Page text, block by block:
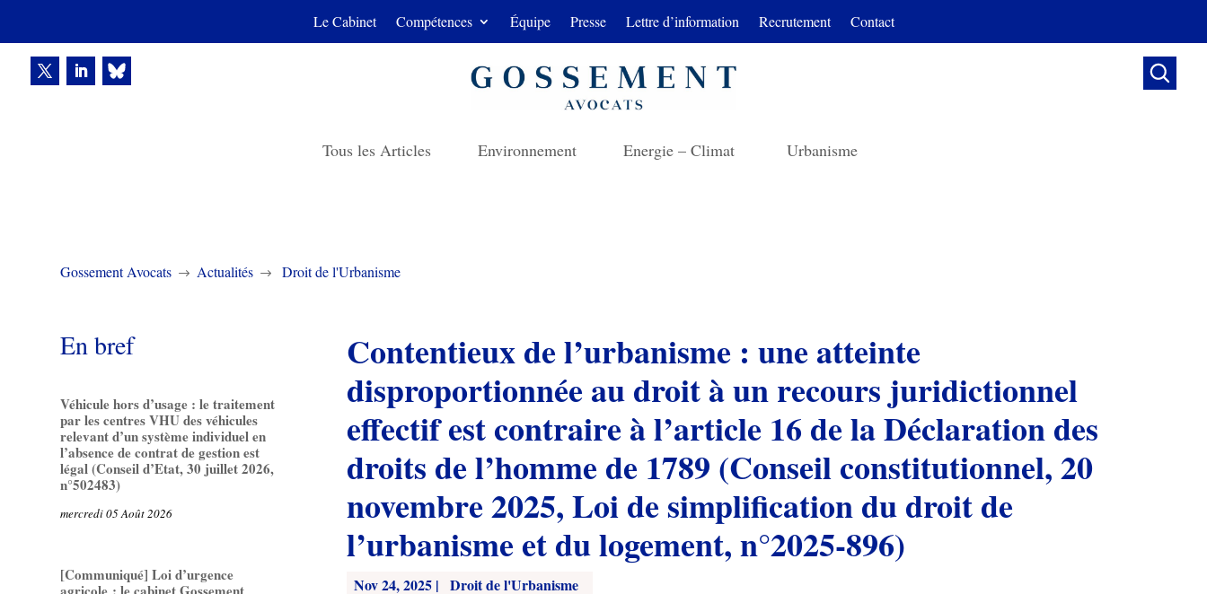
Le Cabinet Compétences Équipe Presse Lettre d’information Recrutement Contact

Tous les Articles Environnement Energie – Climat Urbanisme
Gossement Avocats $ Actualités $ Droit de l'Urbanisme
En bref
Véhicule hors d’usage : le traitement
par les centres VHU des véhicules
relevant d’un système individuel en
l’absence de contrat de gestion est
légal (Conseil d’Etat, 30 juillet 2026,
n°502483)
mercredi 05 Août 2026
[Communiqué] Loi d’urgence
Contentieux de l’urbanisme : une atteinte
disproportionnée au droit à un recours juridictionnel
effectif est contraire à l’article 16 de la Déclaration des
droits de l’homme de 1789 (Conseil constitutionnel, 20
novembre 2025, Loi de simplification du droit de
l’urbanisme et du logement, n°2025-896)
Nov 24, 2025 | Droit de l'Urbanisme